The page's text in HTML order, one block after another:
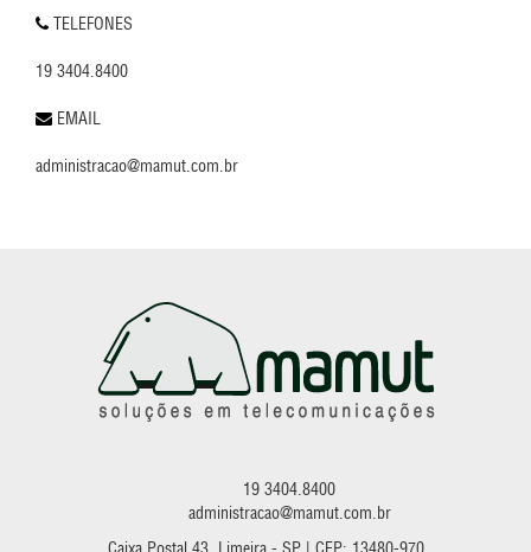
TELEFONES
19 3404.8400
EMAIL
administracao@mamut.com.br
19 3404.8400
administracao@mamut.com.br